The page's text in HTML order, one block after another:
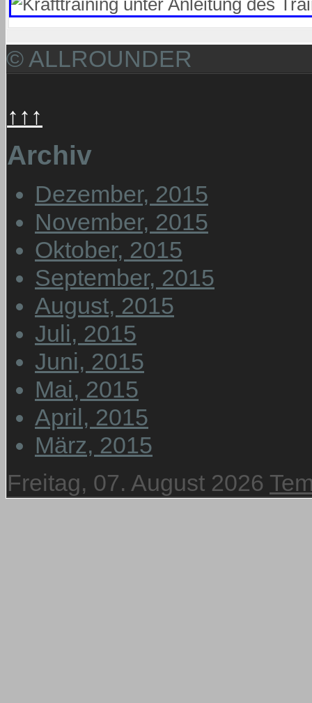
© ALLROUNDER
↑↑↑
Archiv
Dezember, 2015
November, 2015
Oktober, 2015
September, 2015
August, 2015
Juli, 2015
Juni, 2015
Mai, 2015
April, 2015
März, 2015
Freitag, 07. August 2026